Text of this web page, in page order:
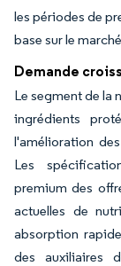
les périodes de
base sur le
Demande
Le segment de la
ingrédients
l'amélioration
Les
premium des
actuelles de
absorption
des auxiliaires